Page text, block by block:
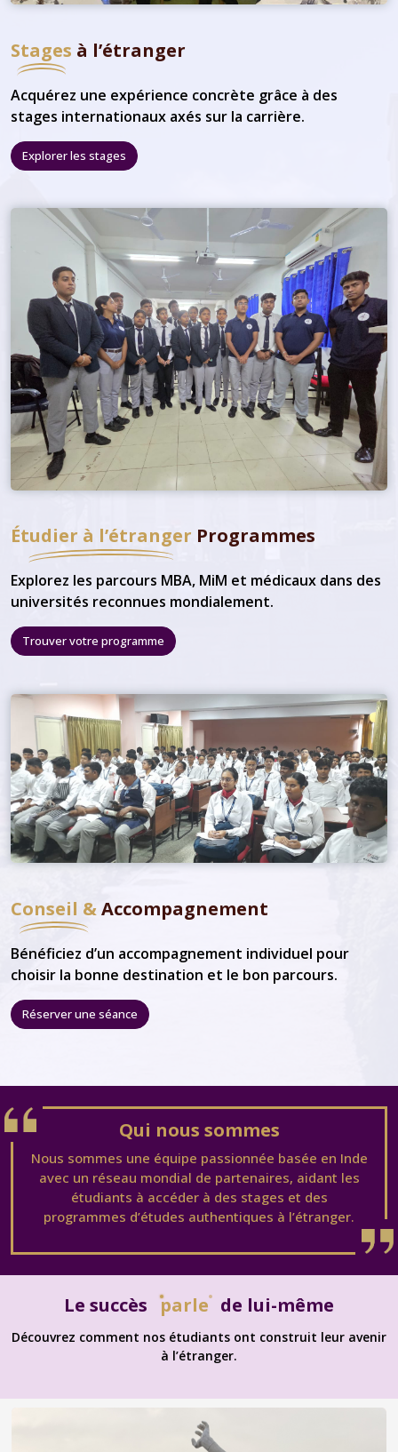
Stages à l’étranger
Acquérez une expérience concrète grâce à des
stages internationaux axés sur la carrière.
Explorer les stages
Étudier à l’étranger Programmes
Explorez les parcours MBA, MiM et médicaux dans des
universités reconnues mondialement.
Trouver votre programme
Conseil &Accompagnement
Bénéficiez d’un accompagnement individuel pour
choisir la bonne destination et le bon parcours.
Réserver une séance
Qui nous sommes
Nous sommes une équipe passionnée basée en Inde
avec un réseau mondial de partenaires, aidant les
étudiants à accéder à des stages et des
programmes d’études authentiques à l’étranger.
Le succès parle de lui-même
Découvrez comment nos étudiants ont construit leur avenir
à l’étranger.